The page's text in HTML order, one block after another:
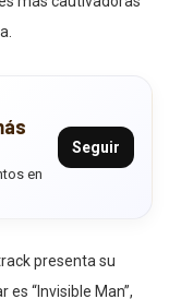
en
Seguir
presenta su
“Invisible Man”,